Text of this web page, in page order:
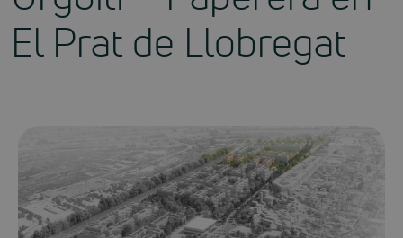
El Prat de Llobregat